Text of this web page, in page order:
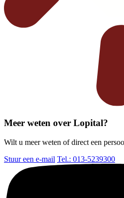
Meer weten over Lopital?
Wilt u meer weten of direct een
Stuur een e-mail Tel.: 013-5239300